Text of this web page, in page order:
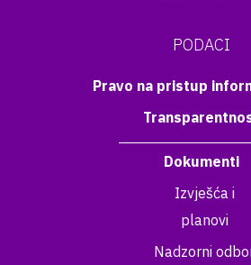
PODACI
Pravo na pristup
Dokumenti
Izvješća i
planovi
Nadzorni